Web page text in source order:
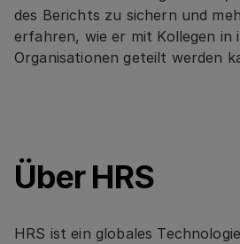
des Berichts zu sichern und
erfahren, wie er mit Kollegen in
Organisationen geteilt werden
Über HRS
HRS ist ein globales